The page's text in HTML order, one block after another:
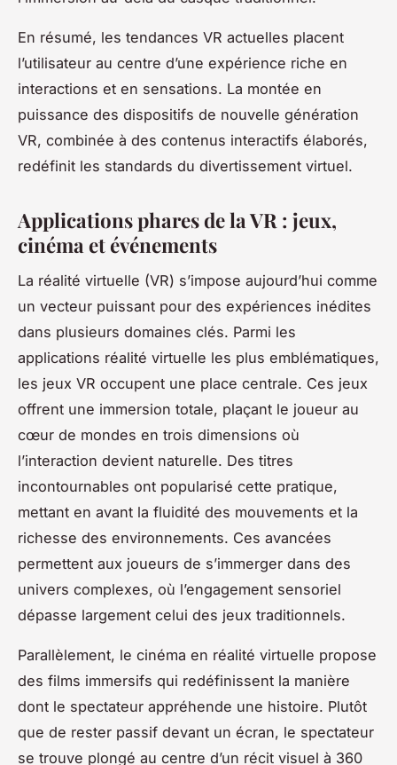
En résumé, les tendances VR actuelles placent
l’utilisateur au centre d’une expérience riche en
interactions et en sensations. La montée en
puissance des dispositifs de nouvelle génération
VR, combinée à des contenus interactifs élaborés,
redéfinit les standards du divertissement virtuel.
Applications phares de la VR : jeux,
cinéma et événements
La réalité virtuelle (VR) s’impose aujourd’hui comme
un vecteur puissant pour des expériences inédites
dans plusieurs domaines clés. Parmi les
applications réalité virtuelle les plus emblématiques,
les jeux VR occupent une place centrale. Ces jeux
offrent une immersion totale, plaçant le joueur au
cœur de mondes en trois dimensions où
l’interaction devient naturelle. Des titres
incontournables ont popularisé cette pratique,
mettant en avant la fluidité des mouvements et la
richesse des environnements. Ces avancées
permettent aux joueurs de s’immerger dans des
univers complexes, où l’engagement sensoriel
dépasse largement celui des jeux traditionnels.
Parallèlement, le cinéma en réalité virtuelle propose
des films immersifs qui redéfinissent la manière
dont le spectateur appréhende une histoire. Plutôt
que de rester passif devant un écran, le spectateur
se trouve plongé au centre d’un récit visuel à 360